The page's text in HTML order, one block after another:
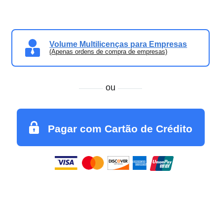
Volume Multilicenças para Empresas
(Apenas ordens de compra de empresas)
ou
Pagar com Cartão de Crédito